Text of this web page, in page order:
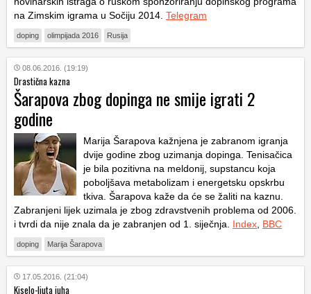
na Zimskim igrama u Sočiju 2014. Telegram
doping olimpijada 2016 Rusija
08.06.2016. (19:19)
Drastična kazna
Šarapova zbog dopinga ne smije igrati 2
godine
Marija Šarapova kažnjena je zabranom igranja
dvije godine zbog uzimanja dopinga. Tenisačica
je bila pozitivna na meldonij, supstancu koja
poboljšava metabolizam i energetsku opskrbu
tkiva. Šarapova kaže da će se žaliti na kaznu.
Zabranjeni lijek uzimala je zbog zdravstvenih problema od 2006.
i tvrdi da nije znala da je zabranjen od 1. siječnja. Index BBC
doping Marija Šarapova
17.05.2016. (21:04)
Kiselo-ljuta juha